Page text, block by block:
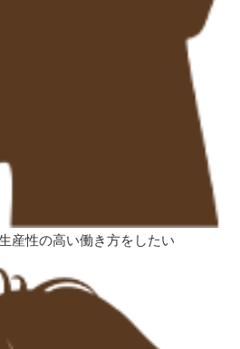
産性の高い働き方をしたい